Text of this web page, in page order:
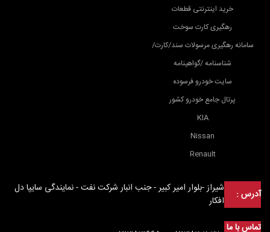
خرید اینترنتی قطعات
رهگیری کارت سوخت
سامانه رهگیری مرسولات سند/کارت/
شناسنامه /گواهینامه
سایت خودرو فرسوده
پرتال جامع خودرو کشور
KIA
Nissan
Renault
آدرس :
شیراز -بلوار امیر کبیر - جنب انبار شرکت نفت - نمایندگی سایپا دل
افکار
تماس با ما